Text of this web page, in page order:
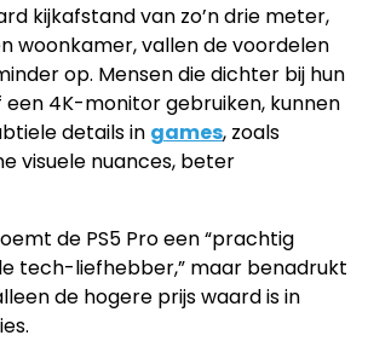
kijkafstand van zo’n drie meter,
woonkamer, vallen de voordelen
op. Mensen die dichter bij hun
4K-monitor gebruiken, kunnen
details in games, zoals
visuele nuances, beter
de PS5 Pro een “prachtig
tech-liefhebber,” maar benadrukt
de hogere prijs waard is in